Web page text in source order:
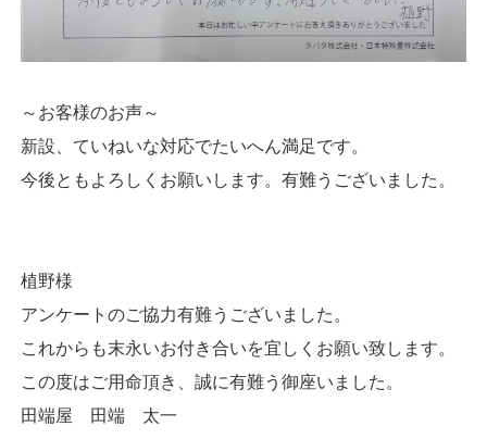
～お客様のお声～
新設、ていねいな対応でたいへん満足です。
今後ともよろしくお願いします。有難うございました。
植野様
アンケートのご協力有難うございました。
これからも末永いお付き合いを宜しくお願い致します。
この度はご用命頂き、誠に有難う御座いました。
田端屋 田端 太一